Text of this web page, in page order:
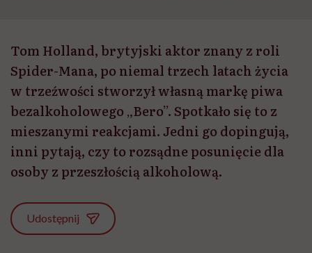
Tom Holland, brytyjski aktor znany z roli
Spider-Mana, po niemal trzech latach życia
w trzeźwości stworzył własną markę piwa
bezalkoholowego „Bero”. Spotkało się to z
mieszanymi reakcjami. Jedni go dopingują,
inni pytają, czy to rozsądne posunięcie dla
osoby z przeszłością alkoholową.
Udostępnij